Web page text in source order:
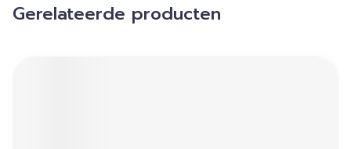
Gerelateerde producten